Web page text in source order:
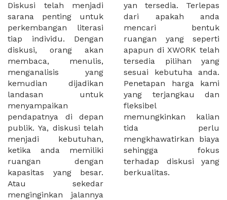
Diskusi telah menjadi
sarana penting untuk
perkembangan literasi
tiap individu. Dengan
diskusi, orang akan
membaca, menulis,
menganalisis yang
kemudian dijadikan
landasan untuk
menyampaikan
pendapatnya di depan
publik. Ya, diskusi telah
menjadi kebutuhan,
ketika anda memiliki
ruangan dengan
kapasitas yang besar.
Atau sekedar
menginginkan jalannya
yan tersedia. Terlepas
dari apakah anda
mencari bentuk
ruangan yang seperti
apapun di XWORK telah
tersedia pilihan yang
sesuai kebutuha anda.
Penetapan harga kami
yang terjangkau dan
fleksibel
memungkinkan kalian
tida perlu
mengkhawatirkan biaya
sehingga fokus
terhadap diskusi yang
berkualitas.